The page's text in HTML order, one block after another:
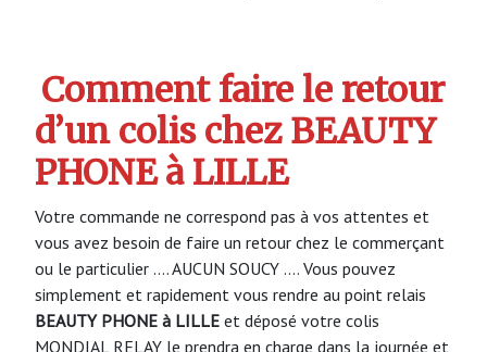
Comment faire le retour
d’un colis chez BEAUTY
PHONE à LILLE
Votre commande ne correspond pas à vos attentes et
vous avez besoin de faire un retour chez le commerçant
ou le particulier …. AUCUN SOUCY …. Vous pouvez
simplement et rapidement vous rendre au point relais
BEAUTY PHONE à LILLE et déposé votre colis
MONDIAL RELAY le prendra en charge dans la journée et